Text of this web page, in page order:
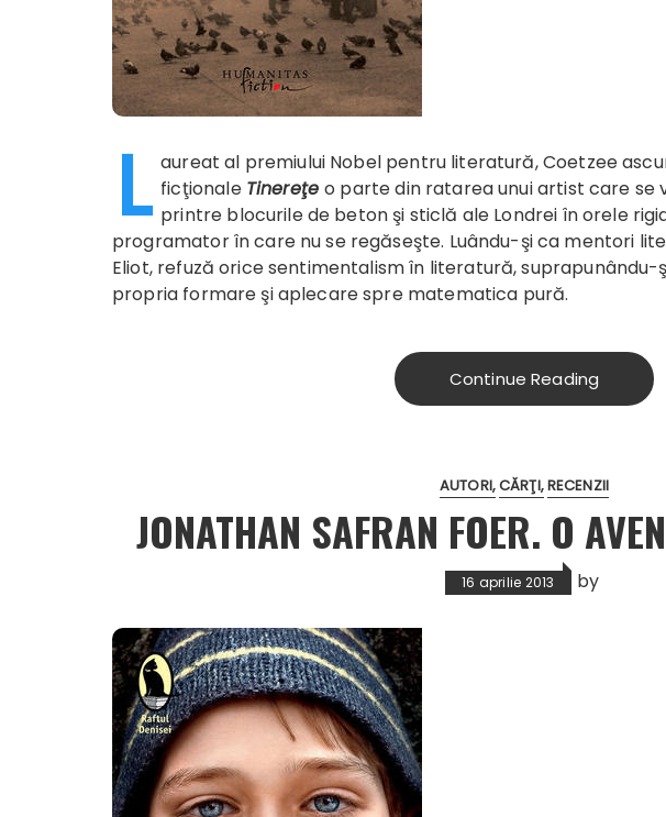
L aureat al premiului Nobel pentru literatură, Coetzee
ficţionale Tinereţe o parte din ratarea unui artist care se
printre blocurile de beton şi sticlă ale Londrei în orele
programator în care nu se regăseşte. Luându-şi ca mentori
Eliot, refuză orice sentimentalism în literatură,
propria formare şi aplecare spre matematica pură.
Continue Reading
AUTORI CĂRŢI RECENZII
JONATHAN SAFRAN FOER. O
16 aprilie 2013 by